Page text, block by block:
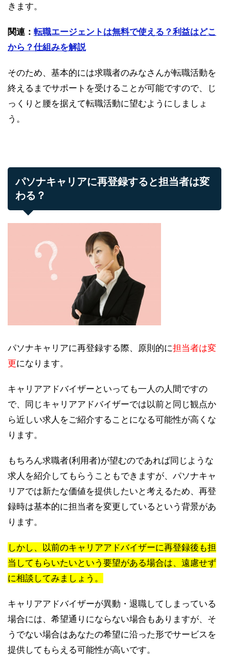
きます。
関連： 転職エージェントは無料で使える？利益はどこ
から？仕組みを解説
そのため、基本的には求職者のみなさんが転職活動を
終えるまでサポートを受けることが可能ですので、じ
っくりと腰を据えて転職活動に望むようにしましょ
う。
パソナキャリアに再登録すると担当者は変
わる？
パソナキャリアに再登録する際、原則的に担当者は変
更になります。
キャリアアドバイザーといっても一人の人間ですの
で、同じキャリアアドバイザーでは以前と同じ観点か
ら近しい求人をご紹介することになる可能性が高くな
ります。
もちろん求職者(利用者)が望むのであれば同じような
求人を紹介してもらうこともできますが、パソナキャ
リアでは新たな価値を提供したいと考えるため、再登
録時は基本的に担当者を変更しているという背景があ
ります。
しかし、以前のキャリアアドバイザーに再登録後も担
当してもらいたいという要望がある場合は、遠慮せず
に相談してみましょう。
キャリアアドバイザーが異動・退職してしまっている
場合には、希望通りにならない場合もありますが、そ
うでない場合はあなたの希望に沿った形でサービスを
提供してもらえる可能性が高いです。